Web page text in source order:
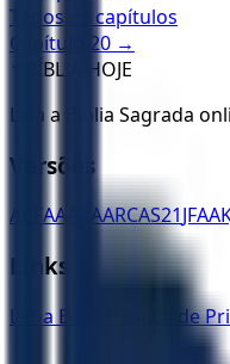
Todos os capítulos
Capítulo
20 →
BÍBLIA HOJE
Leia a Bíblia Sagrada
Versões
ACFAA ARAARCAS21JFAA
Links
Ler a Bíblia Política de